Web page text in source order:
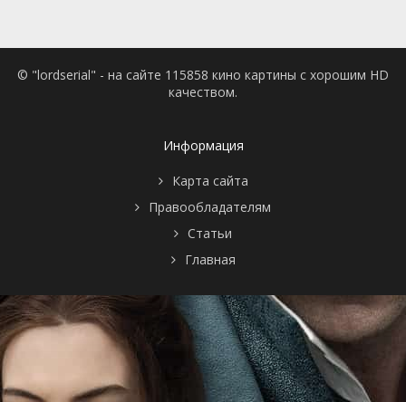
© "lordserial" - на сайте 115858 кино картины с хорошим HD
качеством.
Информация
Карта сайта
Правообладателям
Статьи
Главная